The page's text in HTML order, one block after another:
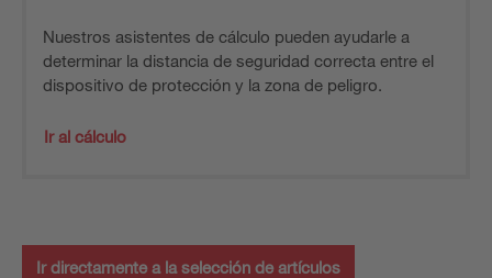
Nuestros asistentes de cálculo pueden ayudarle a
determinar la distancia de seguridad correcta entre el
dispositivo de protección y la zona de peligro.
Ir al cálculo
Ir directamente a la selección de artículos